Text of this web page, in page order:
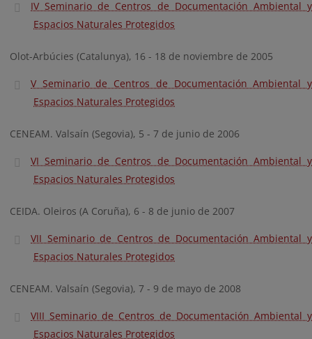
IV Seminario de Centros de Documentación Ambiental y
Espacios Naturales Protegidos
Olot-Arbúcies (Catalunya), 16 - 18 de noviembre de 2005
V Seminario de Centros de Documentación Ambiental y
Espacios Naturales Protegidos
CENEAM. Valsaín (Segovia), 5 - 7 de junio de 2006
VI Seminario de Centros de Documentación Ambiental y
Espacios Naturales Protegidos
CEIDA. Oleiros (A Coruña), 6 - 8 de junio de 2007
VII Seminario de Centros de Documentación Ambiental y
Espacios Naturales Protegidos
CENEAM. Valsaín (Segovia), 7 - 9 de mayo de 2008
VIII Seminario de Centros de Documentación Ambiental y
Espacios Naturales Protegidos